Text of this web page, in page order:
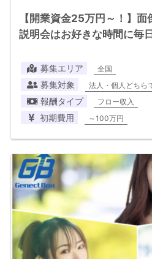
【開業資金25万円～！】面
説明会はお好きな時間に毎
募集エリア 全国
募集対象 法人・個人どちら
報酬タイプ フロー収入
初期費用 ～100万円